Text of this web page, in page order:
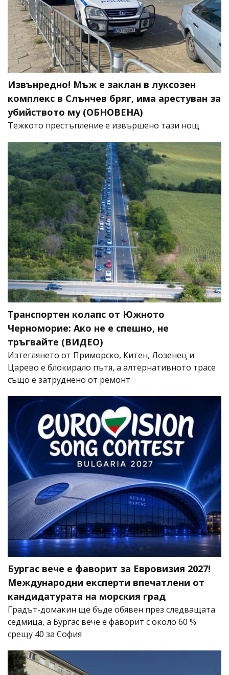
Извънредно! Мъж е заклан в луксозен
комплекс в Слънчев бряг, има арестуван за
убийството му (ОБНОВЕНА)
​Тежкото престъпление е извършено тази нощ
Транспортен колапс от Южното
Черноморие: Ако не е спешно, не
тръгвайте (ВИДЕО)
Изтеглянето от Приморско, Китен, Лозенец и
Царево е блокирало пътя, а алтернативното трасе
също е затруднено от ремонт
Бургас вече е фаворит за Евровизия 2027!
Международни експерти впечатлени от
кандидатурата на морския град
Градът-домакин ще бъде обявен през следващата
седмица, а Бургас вече е фаворит с около 60 %
срещу 40 за София